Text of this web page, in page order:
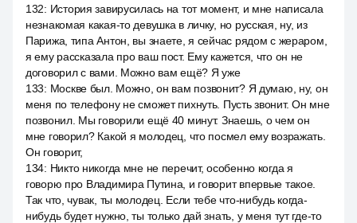
132: История завирусилась на тот момент, и мне написала
незнакомая какая-то девушка в личку, но русская, ну, из
Парижа, типа Антон, вы знаете, я сейчас рядом с жераром,
я ему рассказала про ваш пост. Ему кажется, что он не
договорил с вами. Можно вам ещё? Я уже
133: Москве был. Можно, он вам позвонит? Я думаю, ну, он
меня по телефону не сможет пихнуть. Пусть звонит. Он мне
позвонил. Мы говорили ещё 40 минут. Знаешь, о чем он
мне говорил? Какой я молодец, что посмел ему возражать.
Он говорит,
134: Никто никогда мне не перечит, особенно когда я
говорю про Владимира Путина, и говорит впервые такое.
Так что, чувак, ты молодец. Если тебе что-нибудь когда-
нибудь будет нужно, ты только дай знать, у меня тут где-то